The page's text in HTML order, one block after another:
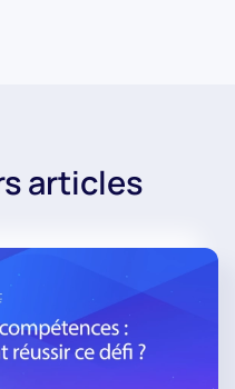
articles